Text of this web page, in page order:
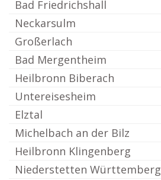
Bad Friedrichshall
Neckarsulm
Großerlach
Bad Mergentheim
Heilbronn Biberach
Untereisesheim
Elztal
Michelbach an der Bilz
Heilbronn Klingenberg
Niederstetten Württemberg